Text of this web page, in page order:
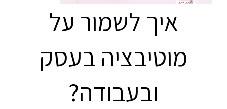
איך לשמור על
מוטיבציה בעסק
ובעבודה?